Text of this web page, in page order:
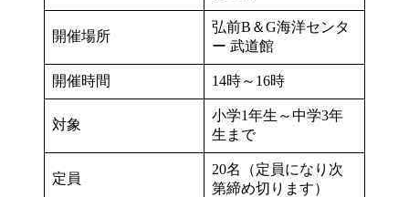
開催場所
弘前B＆G海洋センタ
ー 武道館
開催時間 14時～16時
対象
小学1年生～中学3年
生まで
定員
20名（定員になり次
第締め切ります）